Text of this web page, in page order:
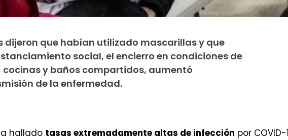
dijeron que habían utilizado mascarillas y que
social, el encierro en condiciones de
y baños compartidos, aumentó
de la enfermedad.
hallado tasas extremadamente altas de infección por COVID-